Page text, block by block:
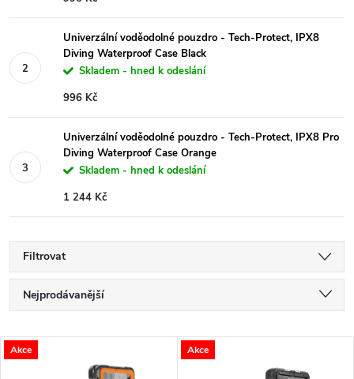
Univerzální voděodolné pouzdro - Tech-Protect, IPX8
Diving Waterproof Case Black
Skladem - hned k odeslání
996 Kč
Univerzální voděodolné pouzdro - Tech-Protect, IPX8 Pro
Diving Waterproof Case Orange
Skladem - hned k odeslání
1 244 Kč
Filtrovat
Ř
a
Nejprodávanější
Nejdražší
V
Akce Akce